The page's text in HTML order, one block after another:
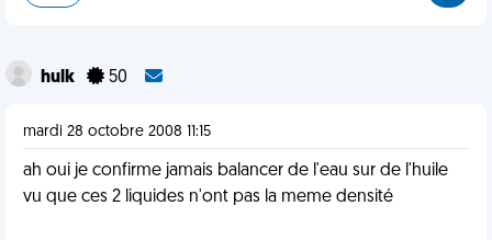
hulk 50
mardi 28 octobre 2008 11:15
ah oui je confirme jamais balancer de l'eau sur de l'huile
vu que ces 2 liquides n'ont pas la meme densité